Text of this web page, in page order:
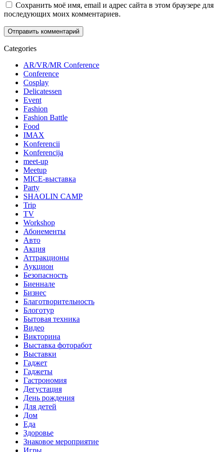
Сохранить моё имя, email и адрес сайта в этом браузере для
последующих моих комментариев.
Categories
AR/VR/MR Conference
Conference
Cosplay
Delicatessen
Event
Fashion
Fashion Battle
Food
IMAX
Konferencii
Konferencija
meet-up
Meetup
MICE-выставка
Party
SHAOLIN CAMP
Trip
TV
Workshop
Абонементы
Авто
Акция
Аттракционы
Аукцион
Безопасность
Биеннале
Бизнес
Благотворительность
Блоготур
Бытовая техника
Видео
Викторина
Выставка фоторабот
Выставки
Гаджет
Гаджеты
Гастрономия
Дегустация
День рождения
Для детей
Дом
Еда
Здоровье
Знаковое мероприятие
Игры